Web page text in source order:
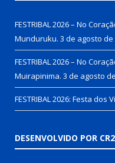
FESTRIBAL 2026 – No
Munduruku. 3 de agosto de
FESTRIBAL 2026 – No
Muirapinima. 3 de agosto
FESTRIBAL 2026: Festa dos
DESENVOLVIDO POR CR2